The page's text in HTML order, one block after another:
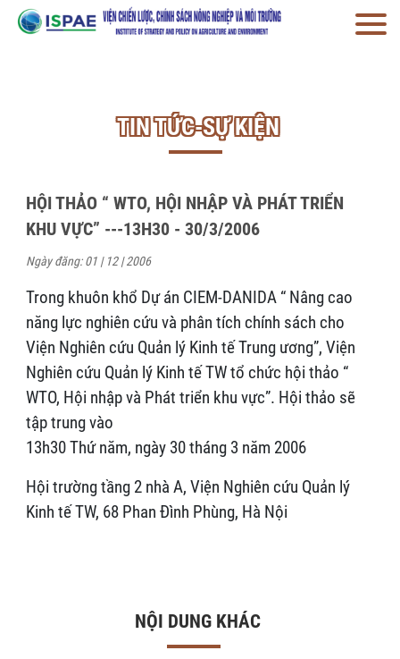
TIN TỨC-SỰ KIỆN
HỘI THẢO “ WTO, HỘI NHẬP VÀ PHÁT TRIỂN
KHU VỰC” ---13H30 - 30/3/2006
Ngày đăng: 01 | 12 | 2006
Trong khuôn khổ Dự án CIEM-DANIDA “ Nâng cao
năng lực nghiên cứu và phân tích chính sách cho
Viện Nghiên cứu Quản lý Kinh tế Trung ương”, Viện
Nghiên cứu Quản lý Kinh tế TW tổ chức hội thảo “
WTO, Hội nhập và Phát triển khu vực”. Hội thảo sẽ
tập trung vào
13h30 Thứ năm, ngày 30 tháng 3 năm 2006
Hội trường tầng 2 nhà A, Viện Nghiên cứu Quản lý
Kinh tế TW, 68 Phan Đình Phùng, Hà Nội
NỘI DUNG KHÁC